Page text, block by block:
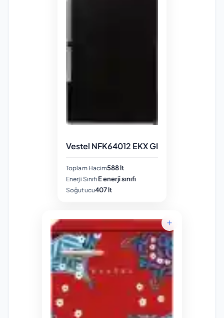
Vestel NFK64012 EKX GI
Toplam Hacim588 lt
Enerji Sınıfı E enerji sınıfı
Soğutucu407 lt